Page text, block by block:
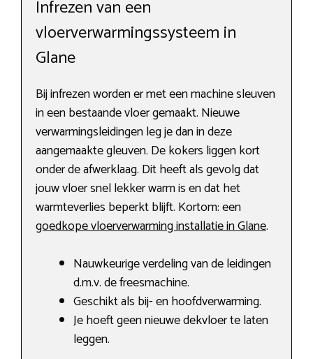
Infrezen van een
vloerverwarmingssysteem in
Glane
Bij infrezen worden er met een machine sleuven
in een bestaande vloer gemaakt. Nieuwe
verwarmingsleidingen leg je dan in deze
aangemaakte gleuven. De kokers liggen kort
onder de afwerklaag. Dit heeft als gevolg dat
jouw vloer snel lekker warm is en dat het
warmteverlies beperkt blijft. Kortom: een
goedkope vloerverwarming installatie in Glane.
Nauwkeurige verdeling van de leidingen
d.m.v. de freesmachine.
Geschikt als bij- en hoofdverwarming.
Je hoeft geen nieuwe dekvloer te laten
leggen.